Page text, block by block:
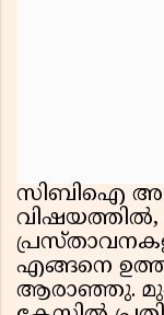
സിബിഐ
വിഷയത്തിൽ,
എങ്ങനെ
ആരാഞ്ഞു.